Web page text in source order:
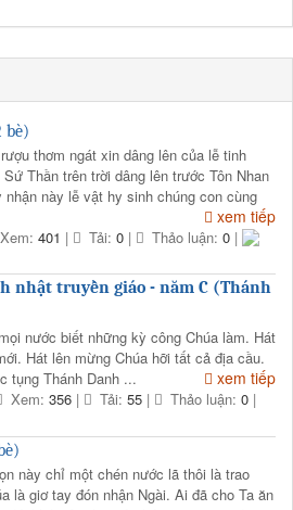
bè)
thơm ngát xin dâng lên của lễ tinh
Thần trên trời dâng lên trước Tôn Nhan
này lễ vật hy sinh chúng con cùng
xem tiếp
Xem: 401 | Tải: 0 | Thảo luận: 0 |
nhật truyền giáo - năm C (Thánh
nước biết những kỳ công Chúa làm. Hát
Hát lên mừng Chúa hỡi tất cả địa cầu.
tụng Thánh Danh ...
xem tiếp
Xem: 356 | Tải: 55 | Thảo luận: 0 |
này chỉ một chén nước lã thôi là trao
là giơ tay đón nhận Ngài. Ai đã cho Ta ăn